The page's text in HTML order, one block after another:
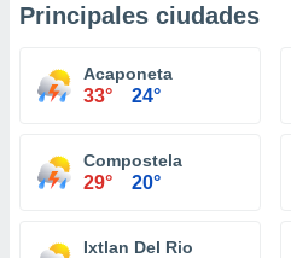
Principales ciudades
Acaponeta
33° 24°
Compostela
29° 20°
Ixtlan Del Rio